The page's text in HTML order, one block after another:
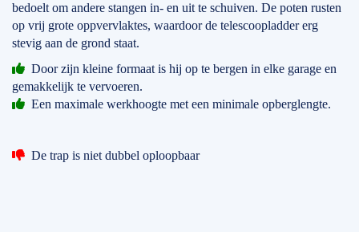
bedoelt om andere stangen in- en uit te schuiven. De poten rusten
op vrij grote oppvervlaktes, waardoor de telescoopladder erg
stevig aan de grond staat.
Door zijn kleine formaat is hij op te bergen in elke garage en
gemakkelijk te vervoeren.
Een maximale werkhoogte met een minimale opberglengte.
De trap is niet dubbel oploopbaar